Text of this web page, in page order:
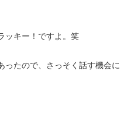
ッキー！ですよ。笑
ったので、さっそく話す機会に